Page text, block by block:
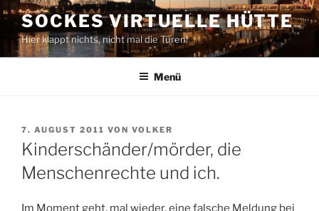
Zum
Inhalt
springen
SOCKES VIRTUELLE HÜTTE
Hier klappt nichts, nicht mal die Türen!
Menü
VERÖFFENTLICHT
AM
7. AUGUST 2011 VON VOLKER
Kinderschänder/mörder, die
Menschenrechte und ich.
Im Moment geht, mal wieder, eine falsche Meldung bei